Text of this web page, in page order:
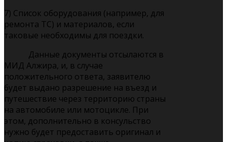
7) Список оборудования (например, для
ремонта ТС) и материалов, если
таковые необходимы для поездки.
Данные документы отсылаются в
МИД Алжира, и, в случае
положительного ответа, заявителю
будет выдано разрешение на въезд и
путешествие через территорию страны
на автомобиле или мотоцикле. При
этом, дополнительно в консульство
нужно будет предоставить оригинал и